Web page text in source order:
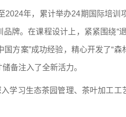
年，累计举办24期国际培训
牌。在课程设计上，紧紧围绕“
方案”成功经验，精心开发了“森
备注入了全新活力。
学习生态茶园管理、茶叶加工工